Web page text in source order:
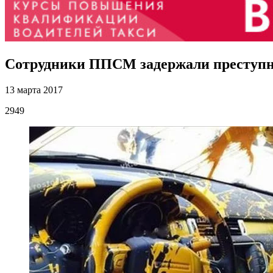
Сотрудники ППСМ задержали
13 марта 2017
2949